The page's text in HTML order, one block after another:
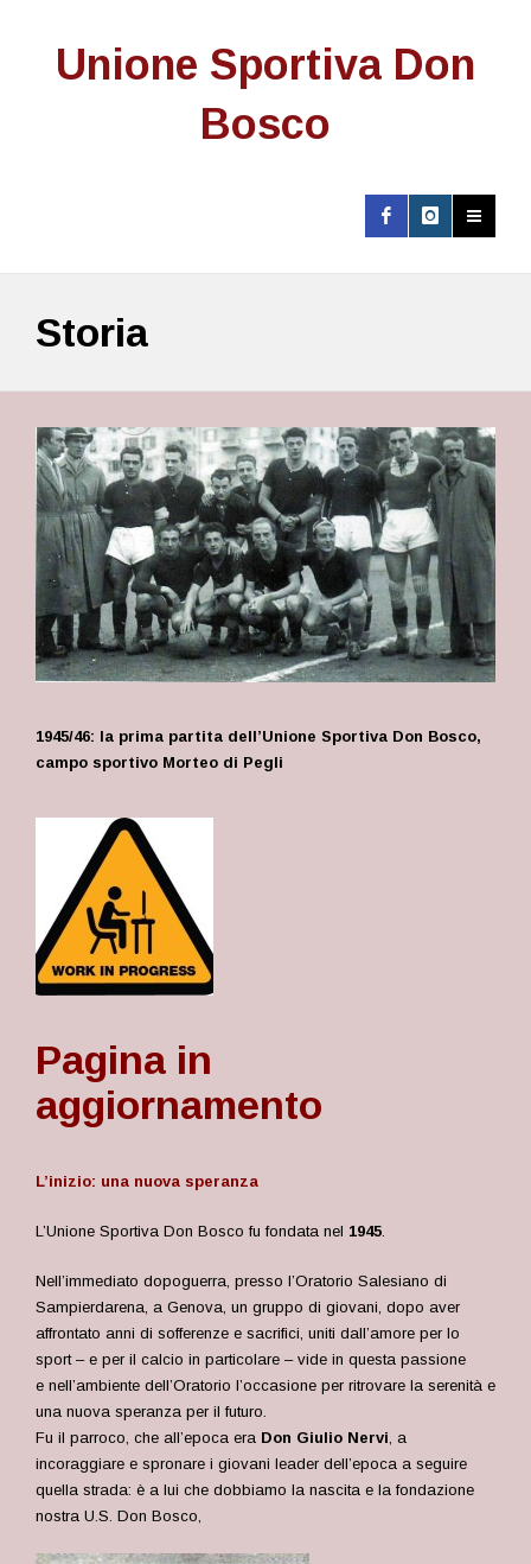
Unione Sportiva Don
Bosco
Storia
1945/46: la prima partita dell’Unione Sportiva Don Bosco,
campo sportivo Morteo di Pegli
Pagina in
aggiornamento
L’inizio: una nuova speranza
L’Unione Sportiva Don Bosco fu fondata nel 1945.
Nell’immediato dopoguerra, presso l’Oratorio Salesiano di
Sampierdarena, a Genova, un gruppo di giovani, dopo aver
affrontato anni di sofferenze e sacrifici, uniti dall’amore per lo
sport – e per il calcio in particolare – vide in questa passione
e nell’ambiente dell’Oratorio l’occasione per ritrovare la serenità e
una nuova speranza per il futuro.
Fu il parroco, che all’epoca era Don Giulio Nervi, a
incoraggiare e spronare i giovani leader dell’epoca a seguire
quella strada: è a lui che dobbiamo la nascita e la fondazione
nostra U.S. Don Bosco,